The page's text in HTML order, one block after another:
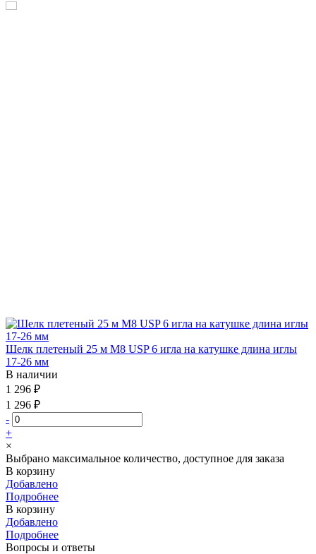
Шелк плетеный 25 м М8 USP 6 игла на катушке длина иглы
17-26 мм
В наличии
1 296 ₽
1 296 ₽
-
+
×
Выбрано максимальное количество, доступное для заказа
В корзину
Добавлено
Подробнее
В корзину
Добавлено
Подробнее
Вопросы и ответы